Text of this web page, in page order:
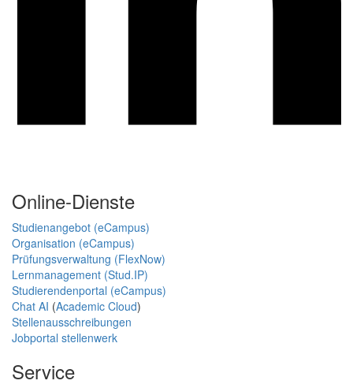
Online-Dienste
Studienangebot (eCampus)
Organisation (eCampus)
Prüfungsverwaltung (FlexNow)
Lernmanagement (Stud.IP)
Studierendenportal (eCampus)
Chat AI (Academic Cloud)
Stellenausschreibungen
Jobportal stellenwerk
Service